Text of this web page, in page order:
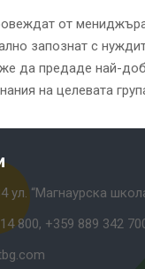
от
запознат с
да предаде най-
на целевата
ул. “Магнаурска
800, +359 889 342